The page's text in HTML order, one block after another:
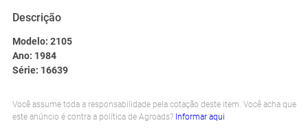
Descrição
Modelo: 2105
Ano: 1984
Série: 16639
Você assume toda a responsabilidade pela cotação deste item. Você acha que
este anúncio é contra a política de Agroads? Informar aqui